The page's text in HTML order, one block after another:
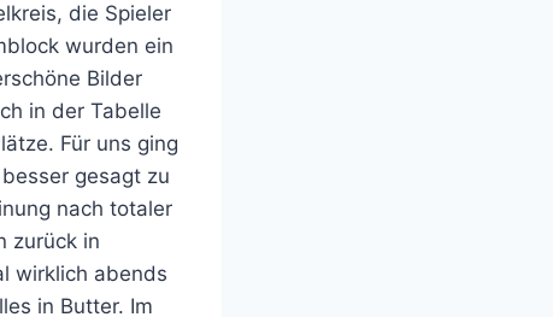
die Spieler
wurden ein
Bilder
in der Tabelle
Für uns ging
gesagt zu
nach totaler
zurück in
wirklich abends
in Butter. Im